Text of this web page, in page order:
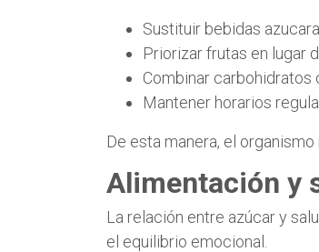
Sustituir bebidas
Priorizar frutas en lugar
Combinar carbohidratos
Mantener horarios
De esta manera, el
Alimentación y
La relación entre azúcar y
el equilibrio emocional.